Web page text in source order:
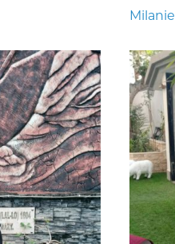
Milanie